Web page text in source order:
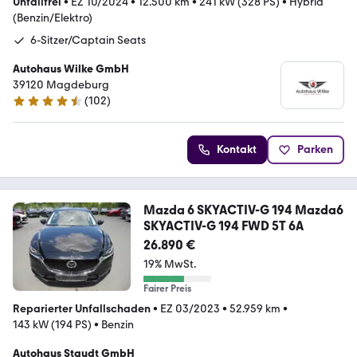
(Benzin/Elektro)
6-Sitzer/Captain Seats
Autohaus Wilke GmbH
39120 Magdeburg
4.5 Sterne
(102)
Kontakt Parken
Mazda 6 SKYACTIV-G 194 Mazda6
SKYACTIV-G 194 FWD 5T 6A
26.890 €
19% MwSt.
Fairer Preis
Reparierter Unfallschaden• EZ 03/2023 • 52.959 km •
143 kW (194 PS) • Benzin
Autohaus Staudt GmbH